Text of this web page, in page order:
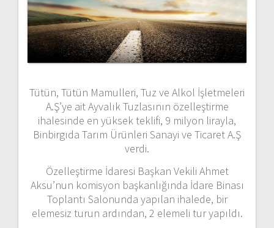
Tütün, Tütün Mamulleri, Tuz ve Alkol İşletmeleri
A.Ş’ye ait Ayvalık Tuzlasının özelleştirme
ihalesinde en yüksek teklifi, 9 milyon lirayla,
Binbirgıda Tarım Ürünleri Sanayi ve Ticaret A.Ş
verdi.
Özelleştirme İdaresi Başkan Vekili Ahmet
Aksu’nun komisyon başkanlığında İdare Binası
Toplantı Salonunda yapılan ihalede, bir
elemesiz turun ardından, 2 elemeli tur yapıldı.